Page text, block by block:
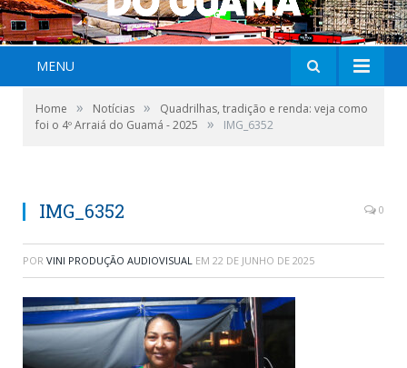
MENU
Home » Notícias »
Quadrilhas, tradição e renda: veja como
foi o 4º Arraiá do Guamá - 2025
» IMG_6352
IMG_6352 0
POR VINI PRODUÇÃO AUDIOVISUAL EM 22 DE JUNHO DE 2025